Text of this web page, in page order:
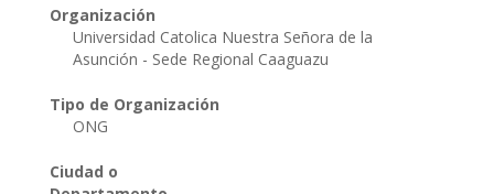
Organización
Universidad Catolica Nuestra Señora de la
Asunción - Sede Regional Caaguazu
Tipo de Organización
ONG
Ciudad o